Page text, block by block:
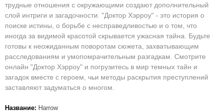
трудные отношения с окружающими создают дополнительный
слой интриги и загадочности. "Доктор Хэрроу" - это история о
поиске истины, о борьбе с несправедливостью и о том, что
иногда за видимой красотой скрывается ужасная тайна. Будьте
готовы к неожиданным поворотам сюжета, захватывающим
расследованиям и умопомрачительным разгадкам. Смотрите
онлайн "Доктор Хэрроу" и погрузитесь в мир темных тайн и
загадок вместе с героем, чьи методы раскрытия преступлений
заставляют задуматься о многом.
Название: Harrow